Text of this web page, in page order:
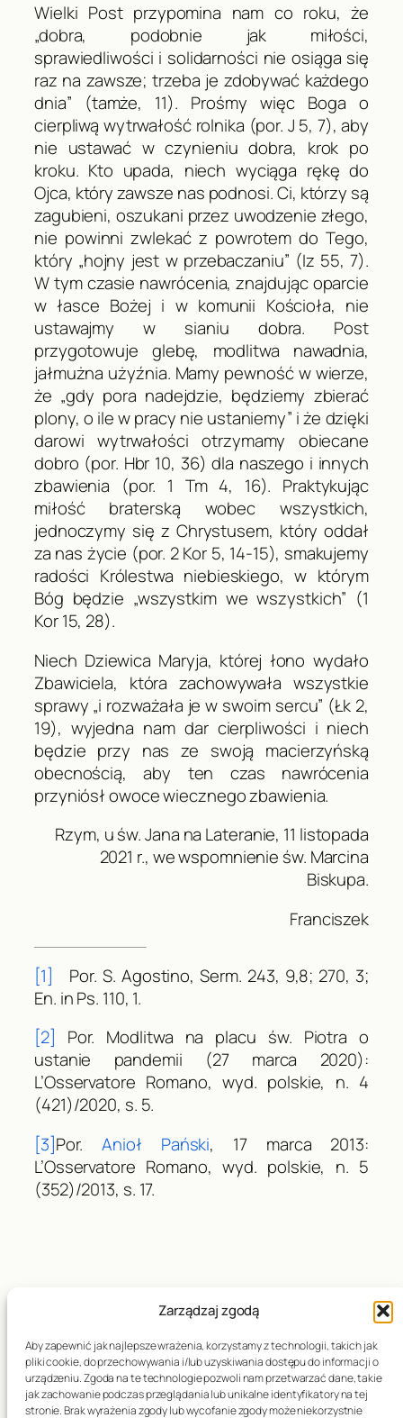
Zarządzaj zgodą
Aby zapewnić jak najlepsze wrażenia, korzystamy z technologii, takich jak
pliki cookie, do przechowywania i/lub uzyskiwania dostępu do informacji o
urządzeniu. Zgoda na te technologie pozwoli nam przetwarzać dane, takie
jak zachowanie podczas przeglądania lub unikalne identyfikatory na tej
stronie. Brak wyrażenia zgody lub wycofanie zgody może niekorzystnie
Wielki Post przypomina nam co roku, że
„dobra, podobnie jak miłości,
sprawiedliwości i solidarności nie osiąga się
raz na zawsze; trzeba je zdobywać każdego
dnia” (tamże, 11). Prośmy więc Boga o
cierpliwą wytrwałość rolnika (por. J 5, 7), aby
nie ustawać w czynieniu dobra, krok po
kroku. Kto upada, niech wyciąga rękę do
Ojca, który zawsze nas podnosi. Ci, którzy są
zagubieni, oszukani przez uwodzenie złego,
nie powinni zwlekać z powrotem do Tego,
który „hojny jest w przebaczaniu” (Iz 55, 7).
W tym czasie nawrócenia, znajdując oparcie
w łasce Bożej i w komunii Kościoła, nie
ustawajmy w sianiu dobra. Post
przygotowuje glebę, modlitwa nawadnia,
jałmużna użyźnia. Mamy pewność w wierze,
że „gdy pora nadejdzie, będziemy zbierać
plony, o ile w pracy nie ustaniemy” i że dzięki
darowi wytrwałości otrzymamy obiecane
dobro (por. Hbr 10, 36) dla naszego i innych
zbawienia (por. 1 Tm4, 16). Praktykując
miłość braterską wobec wszystkich,
jednoczymy się z Chrystusem, który oddał
za nas życie (por. 2 Kor 5, 14-15), smakujemy
radości Królestwa niebieskiego, w którym
Bóg będzie „wszystkim we wszystkich” (1
Kor15, 28).
Niech Dziewica Maryja, której łono wydało
Zbawiciela, która zachowywała wszystkie
sprawy „i rozważała je w swoim sercu” (Łk 2,
19), wyjedna nam dar cierpliwości i niech
będzie przy nas ze swoją macierzyńską
obecnością, aby ten czas nawrócenia
przyniósł owoce wiecznego zbawienia.
Rzym, u św. Jana na Lateranie, 11 listopada
2021 r., we wspomnienie św. Marcina
Biskupa.
Franciszek
[1] Por. S. Agostino,Serm. 243, 9,8; 270, 3;
En. in Ps. 110, 1.
[2]
Por. Modlitwa na placu św. Piotra o
ustanie pandemii (27 marca 2020):
L’Osservatore Romano, wyd. polskie, n. 4
(421)/2020, s. 5.
[3]Por.Anioł Pański, 17 marca 2013:
L’Osservatore Romano, wyd. polskie, n. 5
(352)/2013, s. 17.
02.03.2022
← Środa
Popielcowa dniem
List Metropolity
Przemyskiego na